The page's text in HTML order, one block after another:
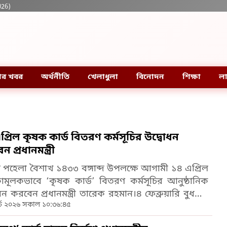
খবর অর্থনীতি খেলাধুলা বিনোদন শিক্ষা
কৃষক কার্ড বিতরণ কর্মসূচির উদ্বোধন
প্রধানমন্ত্রী
বৈশাখ ১৪৩৩ বঙ্গাব্দ উপলক্ষে আগামী ১৪ এপ্রিল
‘কৃষক কার্ড’ বিতরণ কর্মসূচির আনুষ্ঠানিক
করবেন প্রধানমন্ত্রী তারেক রহমান।৪ ফেব্রুয়ারি বুধবার
মন্ত্রিপরিষদ বিভাগের সম্মেলন কক্ষে প্রধানমন্ত্রীর
অনুষ্ঠিত এক পর্যালোচনা সভায় এই গুরুত্বপূর্ণ
২০২৬ সকাল ১০:৩৬:৪৫